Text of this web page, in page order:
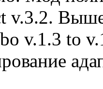
v.3.2.
v.1.3 to